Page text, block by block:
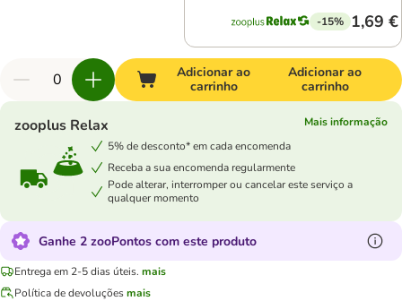
-15% 1,69 €
Adicionar ao
carrinho
Adicionar ao
carrinho
zooplus Relax
Mais informação
5% de desconto* em cada encomenda
Receba a sua encomenda regularmente
Pode alterar, interromper ou cancelar este serviço a
qualquer momento
Ganhe 2 zooPontos com este produto
Entrega em 2-5 dias úteis. mais
Política de devoluçõesmais